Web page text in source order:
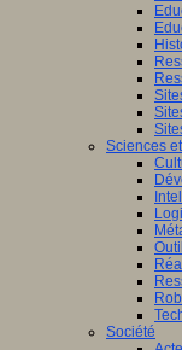
Sciences
Société